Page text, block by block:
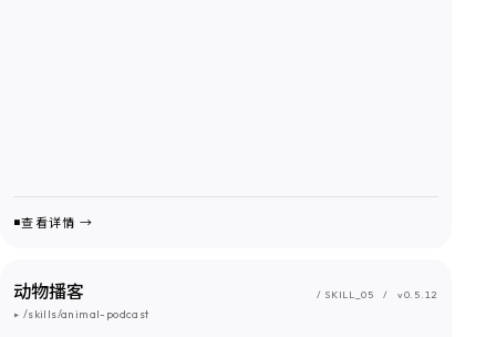
查看详情 →
动物播客 / SKILL_05 / v0.5.12
▸ /skills/animal-podcast